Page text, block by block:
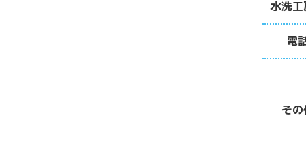
水洗
電
そ